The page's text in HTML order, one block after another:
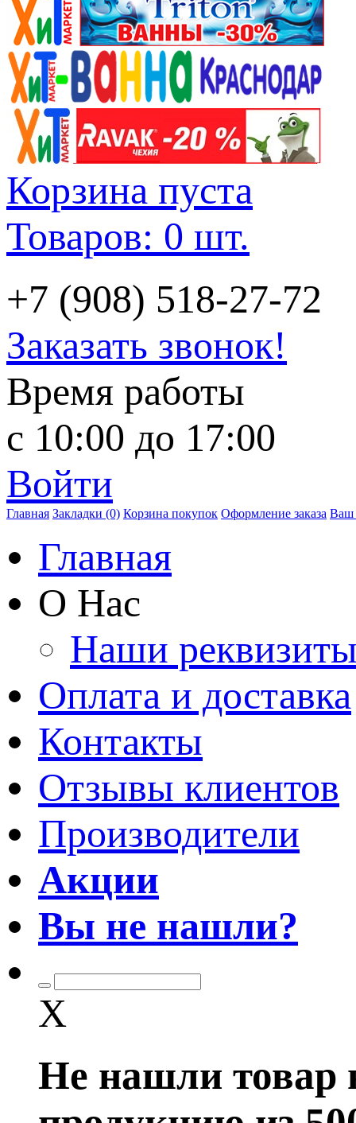
Корзина пуста
Товаров: 0 шт.
+7 (908) 518-27-72
Заказать звонок!
Время работы
с 10:00 до 17:00
Войти
Главная Закладки (0) Корзина покупок Оформление заказа Ваш
Главная
О Нас
Наши
Оплата и доставка
Контакты
Отзывы клиентов
Производители
Акции
Вы не нашли?
X
Не нашли товар